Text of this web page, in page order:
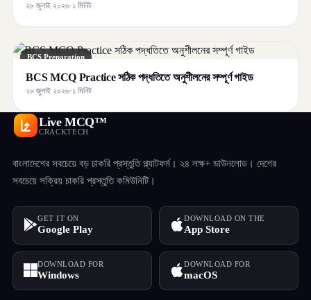
২৮ জুলাই ২০২৬·১ মিনিট
BCS Preparation
BCS MCQ Practice সঠিক পদ্ধতিতে অনুশীলনের সম্পূর্ণ গাইড
২৮ জুলাই ২০২৬·১ মিনিট
Live MCQ™
CRACKTECH
বাংলাদেশের সবচেয়ে বড় চাকরি প্রস্তুতি প্ল্যাটফর্ম। ২৪ লক্ষ+ ডাউনলোড। দেশের
সবচেয়ে সক্রিয় চাকরি প্রস্তুতি কমিউনিটি।
GET IT ON
Google Play
DOWNLOAD ON THE
App Store
DOWNLOAD FOR
Windows
DOWNLOAD FOR
macOS